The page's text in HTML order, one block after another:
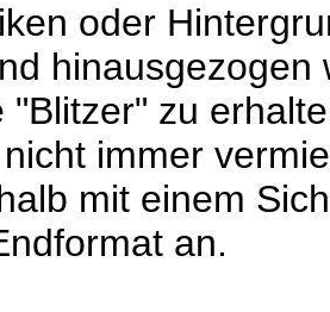
oder
"Blitzer" zu
immer
mit einem
an.